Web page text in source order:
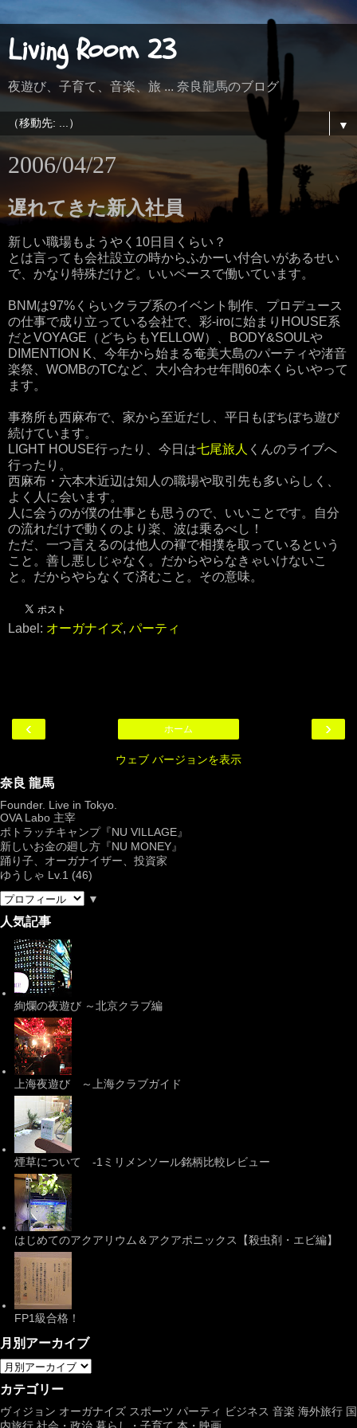
Living Room 23
夜遊び、子育て、音楽、旅 ... 奈良龍馬のブログ
▼
2006/04/27
遅れてきた新入社員
新しい職場もようやく10日目くらい？
とは言っても会社設立の時からふかーい付合いがあるせい
で、かなり特殊だけど。いいペースで働いています。
BNMは97%くらいクラブ系のイベント制作、プロデュース
の仕事で成り立っている会社で、彩-iroに始まりHOUSE系
だとVOYAGE（どちらもYELLOW）、BODY&SOULや
DIMENTION K、今年から始まる奄美大島のパーティや渚音
楽祭、WOMBのTCなど、大小合わせ年間60本くらいやって
ます。
事務所も西麻布で、家から至近だし、平日もぼちぼち遊び
続けています。
LIGHT HOUSE行ったり、今日は七尾旅人 くんのライブへ
行ったり。
西麻布・六本木近辺は知人の職場や取引先も多いらしく、
よく人に会います。
人に会うのが僕の仕事とも思うので、いいことです。自分
の流れだけで動くのより楽、波は乗るべし！
ただ、一つ言えるのは他人の褌で相撲を取っているという
こと。善し悪しじゃなく。だからやらなきゃいけないこ
と。だからやらなくて済むこと。その意味。
Label: オーガナイズ, パーティ
‹ ›
ホーム
ウェブ バージョンを表示
奈良 龍馬
Founder. Live in Tokyo.
OVA Labo 主宰
ポトラッチキャンプ『NU VILLAGE』
新しいお金の廻し方『NU MONEY』
踊り子、オーガナイザー、投資家
ゆうしゃ Lv.1 (46)
▼
人気記事
絢爛の夜遊び ～北京クラブ編
上海夜遊び ～上海クラブガイド
煙草について -1ミリメンソール銘柄比較レビュー
はじめてのアクアリウム＆アクアポニックス【殺虫剤・エビ編】
FP1級合格！
月別アーカイブ
カテゴリー
ヴィジョン オーガナイズ スポーツ パーティ ビジネス 音楽 海外旅行 国